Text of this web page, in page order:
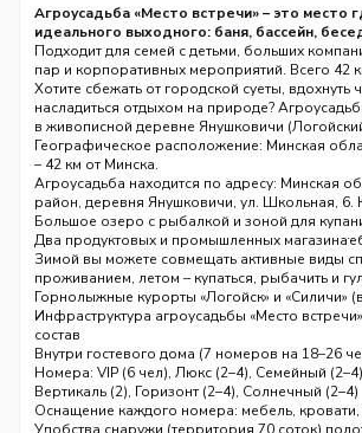
Агроусадьба «Место встречи» – это место
идеального выходного: баня, бассейн,
костровая зона, а рядом озеро и лес.
Подходит для семей с детьми, больших
пар и корпоративных мероприятий. Всего 42
попадаете в место, где есть всё для
Хотите сбежать от городской суеты, вдохнуть
насладиться отдыхом на природе?
в живописной деревне Янушковичи
Географическое расположение: Минская
– 42 км от Минска.
Агроусадьба находится по адресу: Минская
район, деревня Янушковичи, ул. Школьная, 6.
навигатора: 54.275749052, 27.599876796.
42 км (удобный подъезд по трассе Минск-
доступности:
Большое озеро с рыбалкой и зоной для
Два продуктовых и промышленных магазина
Ресторан «VegVisir» (по предзаказу)
Лес, богатый ягодами и грибами
Горнолыжные курорты «Логойск» и «Силичи»
авто)
Зимой вы можете совмещать активные виды
проживанием, летом – купаться, рыбачить и
Инфраструктура агроусадьбы «Место
состав
Внутри гостевого дома (7 номеров на 18–26
Номера: VIP (6 чел), Люкс (2–4), Семейный
Вертикаль (2), Горизонт (2–4), Солнечный (2–4)
Оснащение каждого номера: мебель, кровати,
санузел, холодильник, постельное бельё,
Удобства снаружи (территория 70 соток)